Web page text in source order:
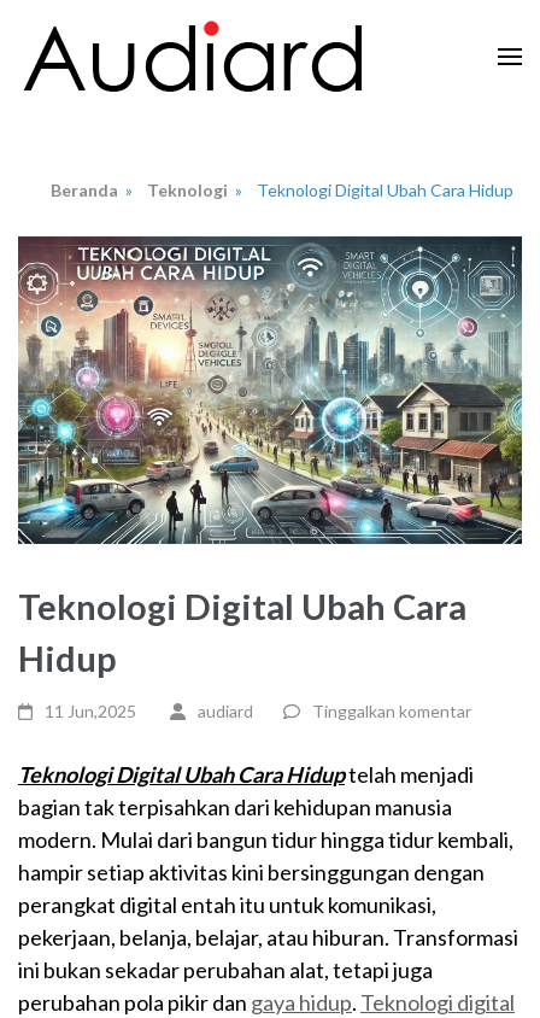
konten
Beranda » Teknologi » Teknologi Digital Ubah Cara Hidup
Teknologi Digital Ubah Cara
Hidup
11 Jun,2025 audiard Tinggalkan komentar
Teknologi Digital Ubah Cara Hiduptelah menjadi
bagian tak terpisahkan dari kehidupan manusia
modern. Mulai dari bangun tidur hingga tidur kembali,
hampir setiap aktivitas kini bersinggungan dengan
perangkat digital entah itu untuk komunikasi,
pekerjaan, belanja, belajar, atau hiburan. Transformasi
ini bukan sekadar perubahan alat, tetapi juga
perubahan pola pikir dan gaya hidup. Teknologi digital